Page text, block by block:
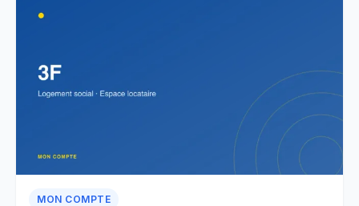
MON COMPTE